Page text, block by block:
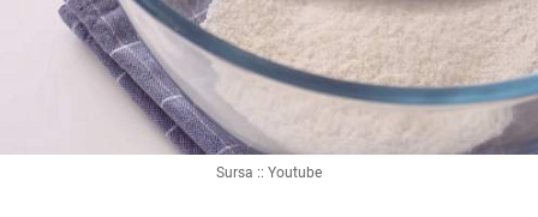
Sursa :: Youtube